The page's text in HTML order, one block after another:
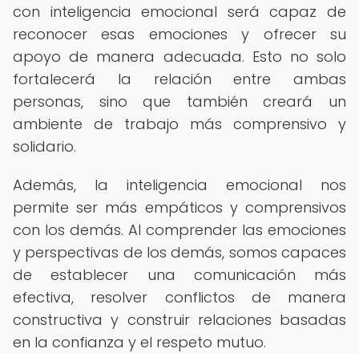
con inteligencia emocional será capaz de
reconocer esas emociones y ofrecer su
apoyo de manera adecuada. Esto no solo
fortalecerá la relación entre ambas
personas, sino que también creará un
ambiente de trabajo más comprensivo y
solidario.
Además, la inteligencia emocional nos
permite ser más empáticos y comprensivos
con los demás. Al comprender las emociones
y perspectivas de los demás, somos capaces
de establecer una comunicación más
efectiva, resolver conflictos de manera
constructiva y construir relaciones basadas
en la confianza y el respeto mutuo.